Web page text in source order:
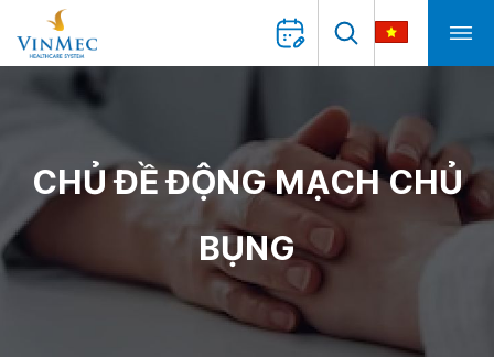
CHỦ ĐỀ ĐỘNG MẠCH CHỦ
BỤNG